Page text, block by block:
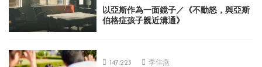
以亞斯作為一面鏡子／《不動怒，與亞斯
伯格症孩子親近溝通》
147,223 李佳燕